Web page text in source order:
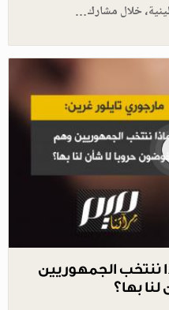
خلال مشارك…
ننتخب الجمهوريين
بها؟